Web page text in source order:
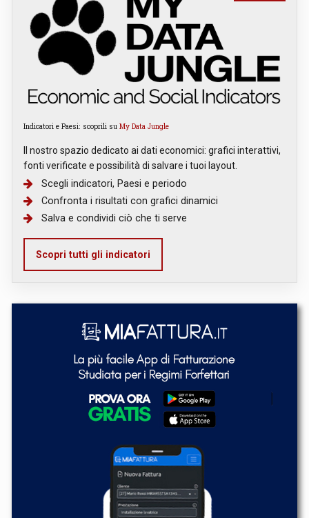
Indicatori e Paesi: scoprili su My Data Jungle
Il nostro spazio dedicato ai dati economici: grafici interattivi,
fonti verificate e possibilità di salvare i tuoi layout.
Scegli indicatori, Paesi e periodo
Confronta i risultati con grafici dinamici
Salva e condividi ciò che ti serve
Scopri tutti gli indicatori